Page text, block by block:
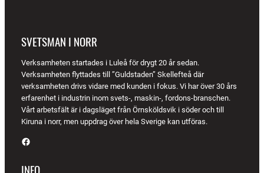
SVETSMAN I NORR
Verksamheten startades i Luleå för drygt 20 år sedan.
Verksamheten flyttades till ”Guldstaden” Skellefteå där
verksamheten drivs vidare med kunden i fokus. Vi har över 30 års
erfarenhet i industrin inom svets-, maskin-, fordons-branschen.
Vårt arbetsfält är i dagsläget från Örnsköldsvik i söder och till
Kiruna i norr, men uppdrag över hela Sverige kan utföras.
Facebook